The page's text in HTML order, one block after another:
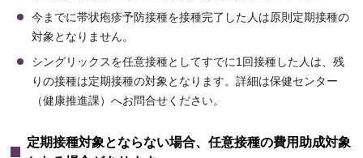
今までに帯状疱疹予防接種を接種完了した人は原則定期接種の
対象となりません。
シングリックスを任意接種としてすでに1回接種した人は、残
りの接種は定期接種の対象となります。詳細は保健センター
（健康推進課）へお問合せください。
定期接種対象とならない場合、任意接種の費用助成対象